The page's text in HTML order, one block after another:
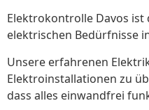
Elektrokontrolle Davos ist
elektrischen Bedürfnisse
Unsere erfahrenen
Elektroinstallationen zu
dass alles einwandfrei